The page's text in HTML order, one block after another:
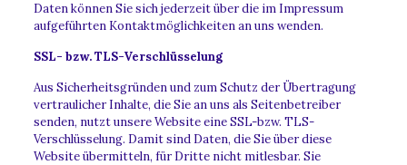
Daten können Sie sich jederzeit über die im Impressum
aufgeführten Kontaktmöglichkeiten an uns wenden.
SSL- bzw. TLS-Verschlüsselung
Aus Sicherheitsgründen und zum Schutz der Übertragung
vertraulicher Inhalte, die Sie an uns als Seitenbetreiber
senden, nutzt unsere Website eine SSL-bzw. TLS-
Verschlüsselung. Damit sind Daten, die Sie über diese
Website übermitteln, für Dritte nicht mitlesbar. Sie